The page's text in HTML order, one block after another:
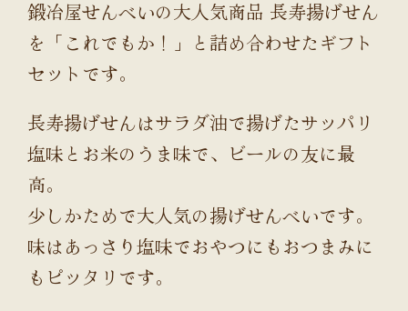
鍛冶屋せんべいの大人気商品 長寿揚げせん
を「これでもか！」と詰め合わせたギフト
セットです。
長寿揚げせんはサラダ油で揚げたサッパリ
塩味とお米のうま味で、ビールの友に最
高。
少しかためで大人気の揚げせんべいです。
味はあっさり塩味でおやつにもおつまみに
もピッタリです。